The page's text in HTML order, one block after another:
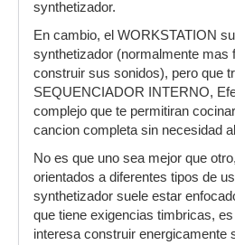
synthetizador.
En cambio, el WORKSTATION
synthetizador (normalmente mas
construir sus sonidos), pero que
SEQUENCIADOR INTERNO,
complejo que te permitiran
cancion completa sin necesidad
No es que uno sea mejor que
orientados a diferentes tipos de
synthetizador suele estar
que tiene exigencias timbricas,
interesa construir energicamente